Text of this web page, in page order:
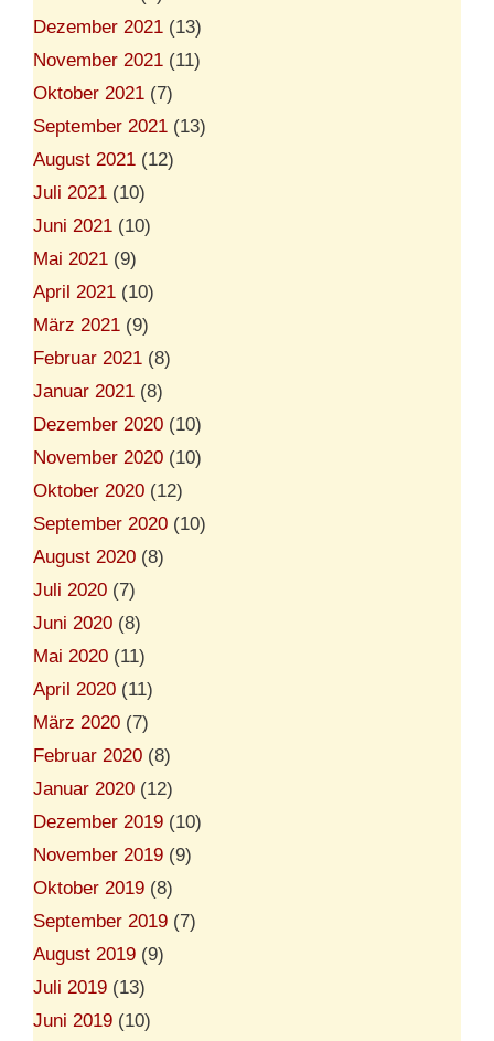
Dezember 2021 (13)
November 2021 (11)
Oktober 2021 (7)
September 2021 (13)
August 2021 (12)
Juli 2021 (10)
Juni 2021 (10)
Mai 2021 (9)
April 2021 (10)
März 2021 (9)
Februar 2021 (8)
Januar 2021 (8)
Dezember 2020 (10)
November 2020 (10)
Oktober 2020 (12)
September 2020 (10)
August 2020 (8)
Juli 2020 (7)
Juni 2020 (8)
Mai 2020 (11)
April 2020 (11)
März 2020 (7)
Februar 2020 (8)
Januar 2020 (12)
Dezember 2019 (10)
November 2019 (9)
Oktober 2019 (8)
September 2019 (7)
August 2019 (9)
Juli 2019 (13)
Juni 2019 (10)